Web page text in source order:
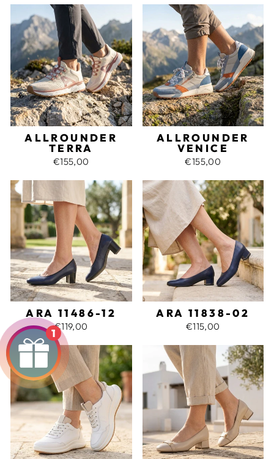
ALLROUNDER
TERRA
€155,00
ALLROUNDER
VENICE
€155,00
ARA 11486-12
€119,00
ARA 11838-02
€115,00
1